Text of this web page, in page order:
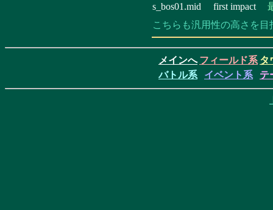
s_bos01.mid first impact
こちらも汎用性の高さを
メインへ フィールド系 タ
バトル系
イベント系 テ